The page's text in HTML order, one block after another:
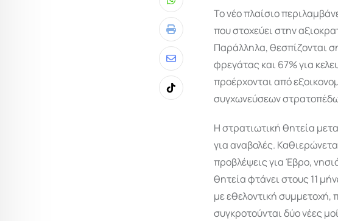
Whatsapp
Print
Share
via
Email
Tiktok
Το νέο πλαίσιο
που στοχεύει στην
Παράλληλα, θεσπίζονται
φρεγάτας και 67% για
προέρχονται από
συγχωνεύσεων
Η στρατιωτική θητεία
για αναβολές.
προβλέψεις για Έβρο,
θητεία φτάνει στους 11
με εθελοντική συμμετοχή,
συγκροτούνται δύο νέες